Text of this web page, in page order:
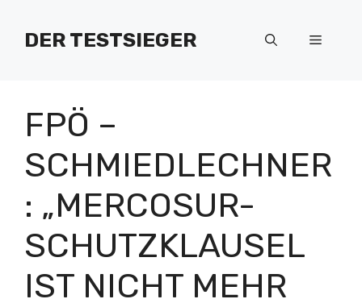
Inhalt
springenDER TESTSIEGER Menü
FPÖ –
SCHMIEDLECHNER
: „MERCOSUR-
SCHUTZKLAUSEL
IST NICHT MEHR